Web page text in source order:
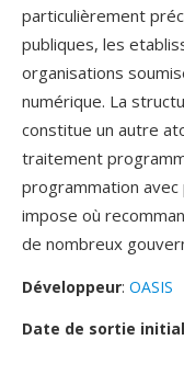
particulièrement
publiques, les
organisations
numérique. La
constitue un autre
traitement
programmation avec
impose où
de nombreux
Développeur: OASIS
Date de sortie